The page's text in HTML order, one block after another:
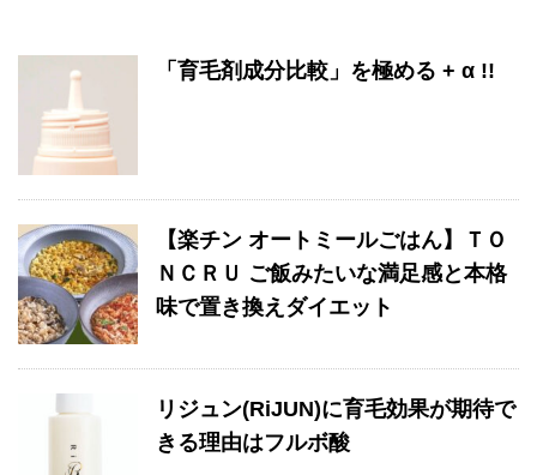
「育毛剤成分比較」を極める + α !!
【楽チン オートミールごはん】ＴＯ
ＮＣＲＵ ご飯みたいな満足感と本格
味で置き換えダイエット
リジュン(RiJUN)に育毛効果が期待で
きる理由はフルボ酸